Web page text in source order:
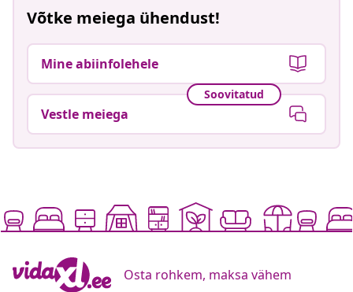
Võtke meiega ühendust!
Mine abiinfolehele
Soovitatud
Vestle meiega
Osta rohkem, maksa vähem